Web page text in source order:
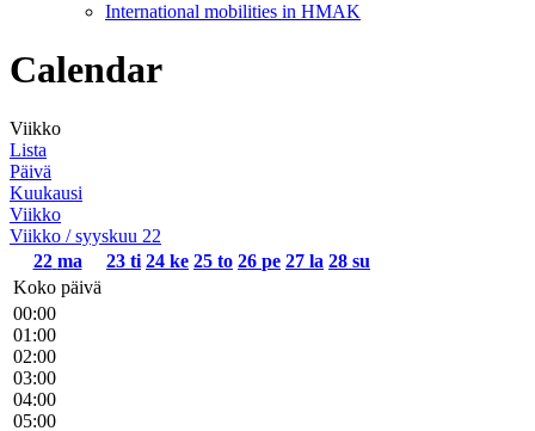
International mobilities in HMAK
Calendar
Viikko
Lista
Päivä
Kuukausi
Viikko
Viikko / syyskuu 22
22 ma 23 ti 24 ke 25 to 26 pe 27 la 28 su
Koko päivä
00:00
01:00
02:00
03:00
04:00
05:00